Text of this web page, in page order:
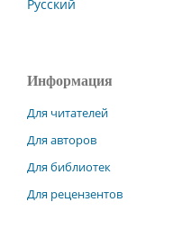
Русский
Информация
Для читателей
Для авторов
Для библиотек
Для рецензентов